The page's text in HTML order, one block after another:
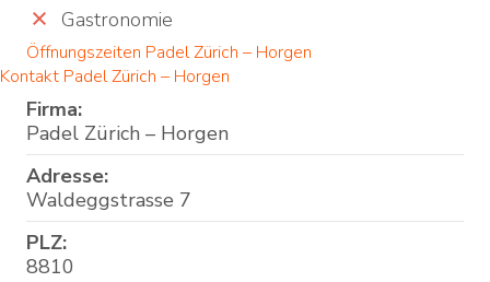
Gastronomie
Öffnungszeiten Padel Zürich – Horgen
Kontakt Padel Zürich – Horgen
Firma:
Padel Zürich – Horgen
Adresse:
Waldeggstrasse 7
PLZ:
8810